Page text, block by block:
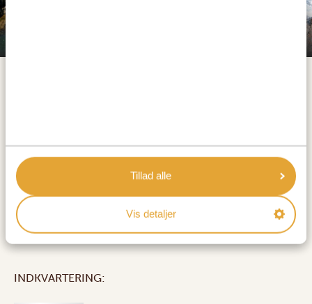
Tillad alle
Vis detaljer
Naturvandring med vinsmagning på Benguela
Cove
Hvalsafari i Hermanus
INDKVARTERING: